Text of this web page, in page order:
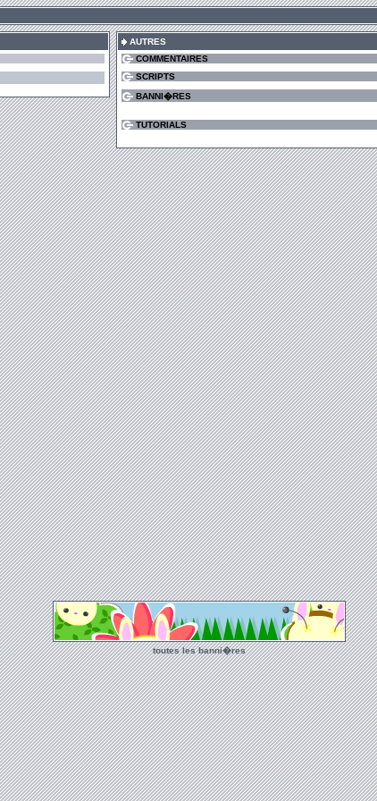
AUTRES
COMMENTAIRES
SCRIPTS
BANNI�RES
TUTORIALS
toutes les banni�res